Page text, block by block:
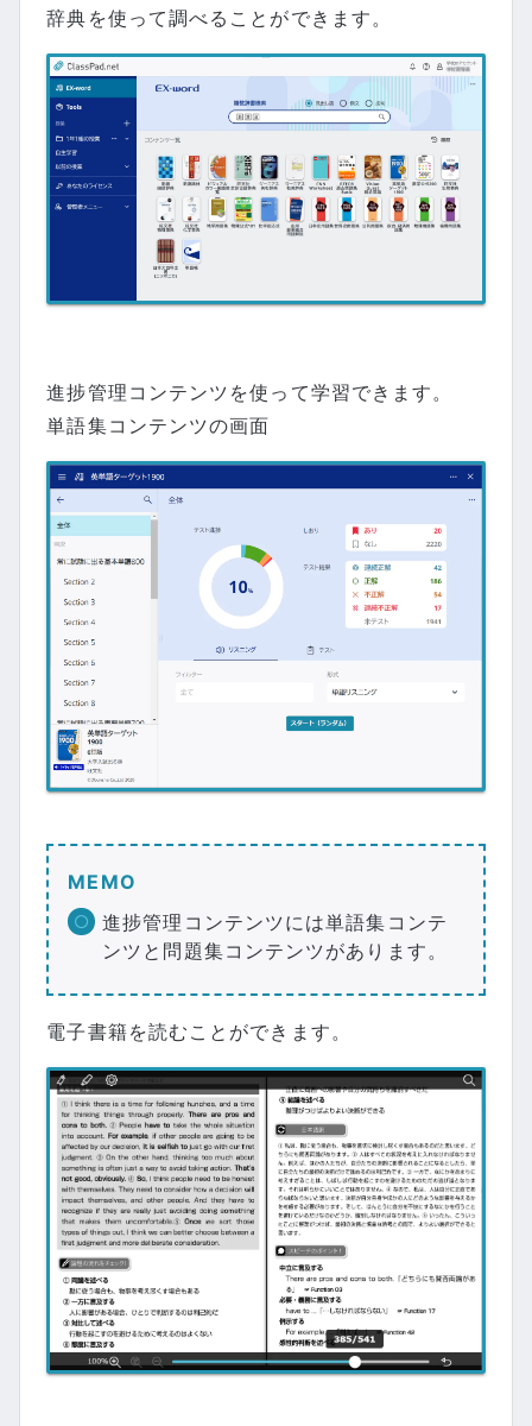
辞典を使って調べることができます。
進捗管理コンテンツを使って学習できます。
単語集コンテンツの画面
MEMO
進捗管理コンテンツには単語集コンテ
ンツと問題集コンテンツがあります。
電子書籍を読むことができます。